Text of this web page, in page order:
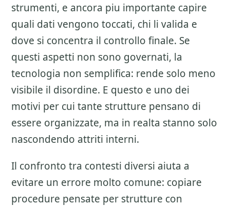
strumenti, e ancora piu importante capire
quali dati vengono toccati, chi li valida e
dove si concentra il controllo finale. Se
questi aspetti non sono governati, la
tecnologia non semplifica: rende solo meno
visibile il disordine. E questo e uno dei
motivi per cui tante strutture pensano di
essere organizzate, ma in realta stanno solo
nascondendo attriti interni.
Il confronto tra contesti diversi aiuta a
evitare un errore molto comune: copiare
procedure pensate per strutture con